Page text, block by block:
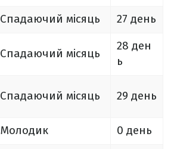
Спадаючий місяць 27 день
Спадаючий місяць
28 ден
ь
Спадаючий місяць 29 день
Молодик
0 день